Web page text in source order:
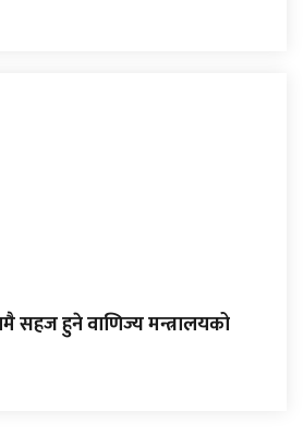
सहज हुने वाणिज्य मन्त्रालयको